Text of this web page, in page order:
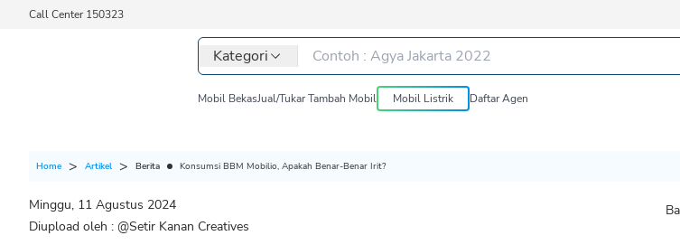
Call Center 150323
Kategori
Mobil BekasJual/Tukar Tambah Mobil Mobil Listrik Daftar Agen
Home Artikel Berita Konsumsi BBM Mobilio, Apakah Benar-Benar Irit?
Minggu, 11 Agustus 2024
Diupload oleh : @Setir Kanan Creatives